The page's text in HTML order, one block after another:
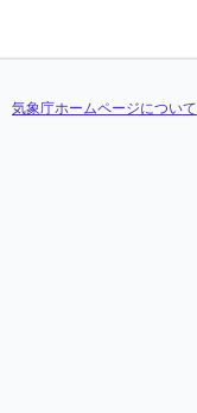
気象庁ホームページについて